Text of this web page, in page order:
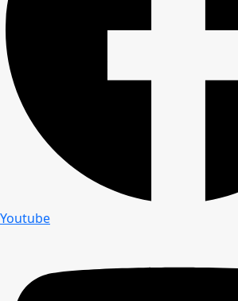
Youtube